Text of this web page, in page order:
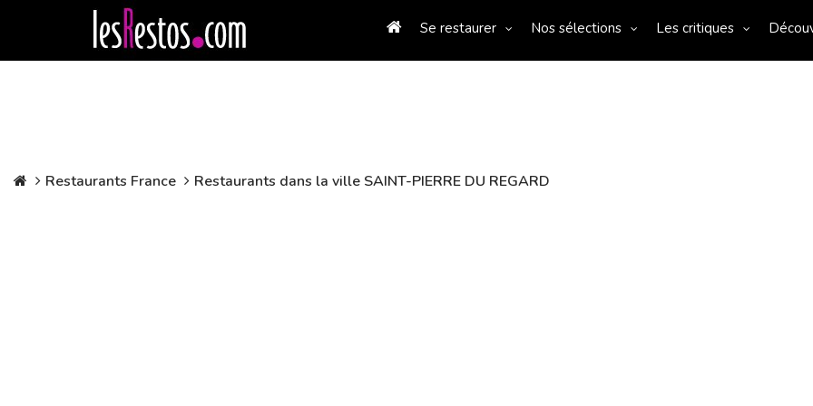
Se restaurer Nos sélections Les critiques
Restaurants France Restaurants dans la ville SAINT-PIERRE DU REGARD